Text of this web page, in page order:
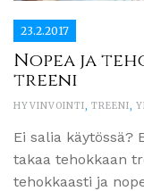
23.2.2017
Nopea ja
treeni
HYVINVOINTI, TREENI,
Ei salia käytössä?
takaa tehokkaan
tehokkaasti ja